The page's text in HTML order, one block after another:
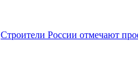
Строители России отмечают